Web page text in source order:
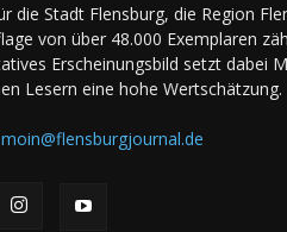
Stadt Flensburg, die Region
von über 48.000 Exemplaren
Erscheinungsbild setzt dabei
Lesern eine hohe Wertschätzung.
moin@flensburgjournal.de